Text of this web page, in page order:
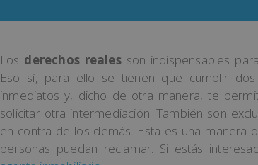
Los derechos reales son indispensables
Eso sí, para ello se tienen que cumplir
inmediatos y, dicho de otra manera, te
solicitar otra intermediación. También son
en contra de los demás. Esta es una manera
personas puedan reclamar. Si estás